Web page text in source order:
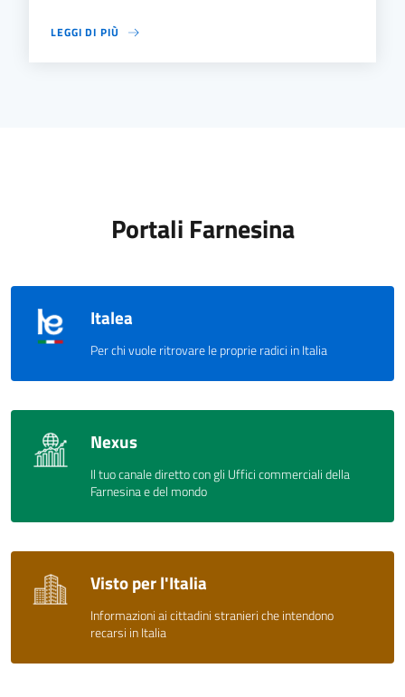
LEGGI DI PIÙ
Portali Farnesina
Italea
Per chi vuole ritrovare le proprie radici in Italia
Nexus
Il tuo canale diretto con gli Uffici commerciali della
Farnesina e del mondo
Visto per l'Italia
Informazioni ai cittadini stranieri che intendono
recarsi in Italia